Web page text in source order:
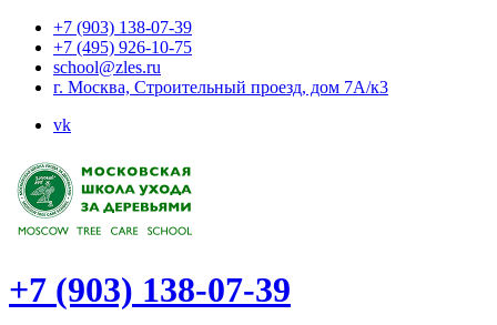
+7 (903) 138-07-39
+7 (495) 926-10-75
school@zles.ru
г. Москва, Строительный проезд, дом 7А/к3
vk
+7 (903) 138-07-39